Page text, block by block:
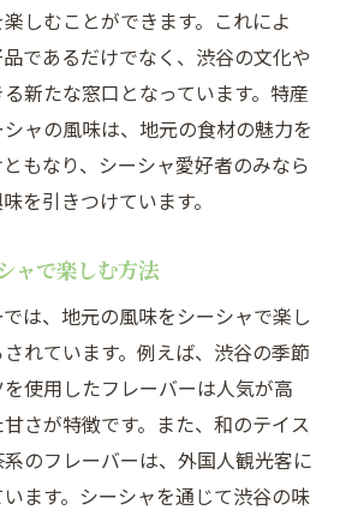
しむことができます。これによ
であるだけでなく、渋谷の文化や
新たな窓口となっています。特産
ャの風味は、地元の食材の魅力を
もなり、シーシャ愛好者のみなら
を引きつけています。
ャで楽しむ方法
は、地元の風味をシーシャで楽し
れています。例えば、渋谷の季節
使用したフレーバーは人気が高
さが特徴です。また、和のテイス
のフレーバーは、外国人観光客に
ます。シーシャを通じて渋谷の味